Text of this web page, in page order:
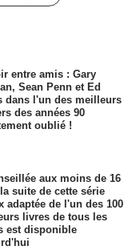
entre amis : Gary
Sean Penn et Ed
dans l'un des meilleurs
des années 90
oublié !
aux moins de 16
suite de cette série
adaptée de l'un des 100
livres de tous les
est disponible